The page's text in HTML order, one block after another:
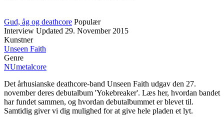
Gud, åg og deathcore Populær
Interview Updated 29. November 2015
Kunstner
Unseen Faith
Genre
NUmetalcore
Det århusianske deathcore-band Unseen Faith udgav den 27.
november deres debutalbum 'Yokebreaker'. Læs her, hvordan bandet
har fundet sammen, og hvordan debutalbummet er blevet til.
Samtidig giver vi dig mulighed for at give hele pladen et lyt.